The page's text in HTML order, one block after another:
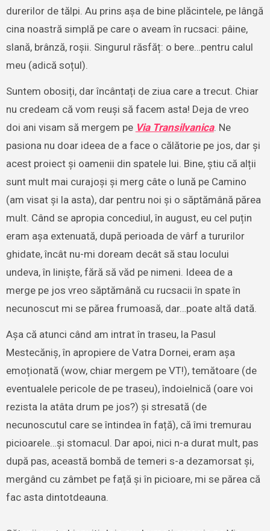
durerilor de tălpi. Au prins așa de bine plăcintele, pe lângă
cina noastră simplă pe care o aveam în rucsaci: pâine,
slană, brânză, roșii. Singurul răsfăț: o bere…pentru calul
meu (adică soțul).
Suntem obosiți, dar încântați de ziua care a trecut. Chiar
nu credeam că vom reuși să facem asta! Deja de vreo
doi ani visam să mergem pe Via Transilvanica. Ne
pasiona nu doar ideea de a face o călătorie pe jos, dar și
acest proiect și oamenii din spatele lui. Bine, știu că alții
sunt mult mai curajoși și merg câte o lună pe Camino
(am visat și la asta), dar pentru noi și o săptămână părea
mult. Când se apropia concediul, în august, eu cel puțin
eram așa extenuată, după perioada de vârf a tururilor
ghidate, încât nu-mi doream decât să stau locului
undeva, în liniște, fără să văd pe nimeni. Ideea de a
merge pe jos vreo săptămână cu rucsacii în spate în
necunoscut mi se părea frumoasă, dar…poate altă dată.
Așa că atunci când am intrat în traseu, la Pasul
Mestecăniș, în apropiere de Vatra Dornei, eram așa
emoționată (wow, chiar mergem pe VT!), temătoare (de
eventualele pericole de pe traseu), îndoielnică (oare voi
rezista la atâta drum pe jos?) și stresată (de
necunoscutul care se întindea în față), că îmi tremurau
picioarele…și stomacul. Dar apoi, nici n-a durat mult, pas
după pas, această bombă de temeri s-a dezamorsat și,
mergând cu zâmbet pe față și în picioare, mi se părea că
fac asta dintotdeauna.